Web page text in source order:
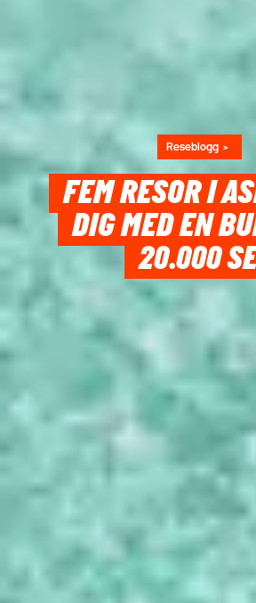
Reseblogg
FEM RESOR I
DIG MED EN
20.000